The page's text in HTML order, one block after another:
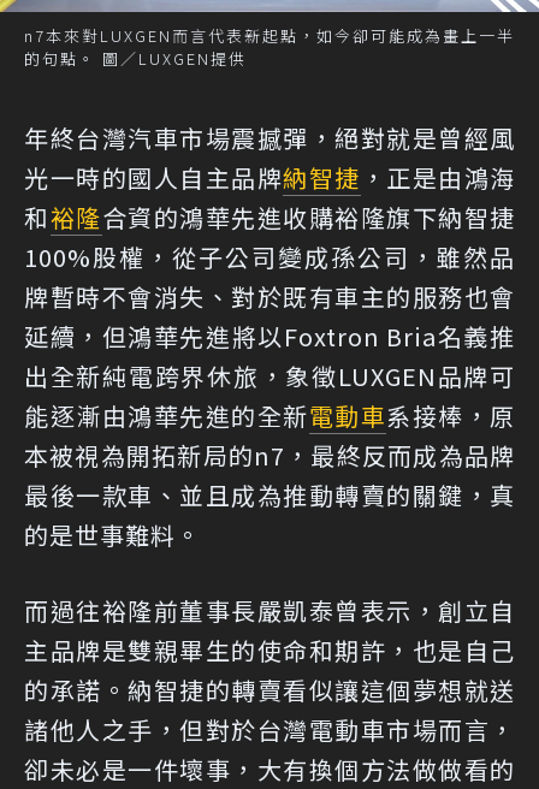
n7本來對LUXGEN而言代表新起點，如今卻可能成為畫上一半
的句點。 圖／LUXGEN提供
年終台灣汽車市場震撼彈，絕對就是曾經風
光一時的國人自主品牌納智捷 ，正是由鴻海
和裕隆合資的鴻華先進收購裕隆旗下納智捷
100%股權，從子公司變成孫公司，雖然品
牌暫時不會消失、對於既有車主的服務也會
延續，但鴻華先進將以Foxtron Bria名義推
出全新純電跨界休旅，象徵LUXGEN品牌可
能逐漸由鴻華先進的全新電動車系接棒，原
本被視為開拓新局的n7，最終反而成為品牌
最後一款車、並且成為推動轉賣的關鍵，真
的是世事難料。
而過往裕隆前董事長嚴凱泰曾表示，創立自
主品牌是雙親畢生的使命和期許，也是自己
的承諾。納智捷的轉賣看似讓這個夢想就送
諸他人之手，但對於台灣電動車市場而言，
卻未必是一件壞事，大有換個方法做做看的